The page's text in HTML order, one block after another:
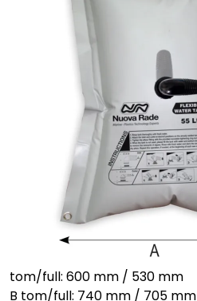
tom/full: 600 mm / 530 mm
B tom/full: 740 mm / 705 mm